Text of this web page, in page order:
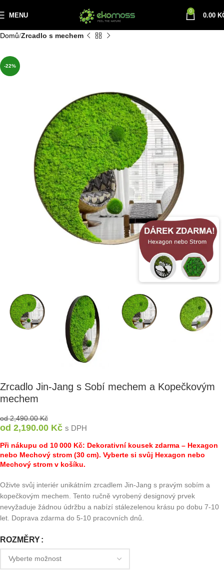
MENU
0
0.00
Domů Zrcadlo s mechem
-22%
Zrcadlo Jin-Jang s Sobí mechem a Kopečkovým
mechem
od2,490.00Kč
od 2,190.00 Kč s DPH
Při nákupu od 10 000 Kč: Dekorativní kousek zdarma – Hexagon
nebo Mechový strom (30 cm). Vyberte si svůj Hexagon nebo
Mechový strom v košíku.
Oživte svůj interiér unikátním zrcadlem Jin-Jang s pravým sobím a
kopečkovým mechem. Tento ručně vyrobený designový prvek
nevyžaduje žádnou údržbu a nabízí stálezelenou krásu po dobu 7-10
let. Doprava zdarma do 5-10 pracovních dnů.
ROZMĚRY